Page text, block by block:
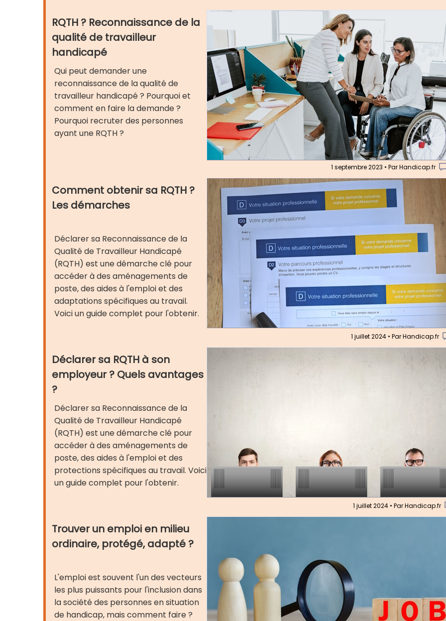
RQTH ? Reconnaissance de la
qualité de travailleur
handicapé
Qui peut demander une
reconnaissance de la qualité de
travailleur handicapé ? Pourquoi et
comment en faire la demande ?
Pourquoi recruter des personnes
ayant une RQTH ?
1 septembre 2023 • Par Handicap.fr
Comment obtenir sa RQTH ?
Les démarches
Déclarer sa Reconnaissance de la
Qualité de Travailleur Handicapé
(RQTH) est une démarche clé pour
accéder à des aménagements de
poste, des aides à l'emploi et des
adaptations spécifiques au travail.
Voici un guide complet pour l'obtenir.
1 juillet 2024 • Par Handicap.fr
Déclarer sa RQTH à son
employeur ? Quels avantages
?
Déclarer sa Reconnaissance de la
Qualité de Travailleur Handicapé
(RQTH) est une démarche clé pour
accéder à des aménagements de
poste, des aides à l'emploi et des
protections spécifiques au travail. Voici
un guide complet pour l'obtenir.
1 juillet 2024 • Par Handicap.fr
Trouver un emploi en milieu
ordinaire, protégé, adapté ?
L'emploi est souvent l'un des vecteurs
les plus puissants pour l'inclusion dans
la société des personnes en situation
de handicap, mais comment faire ?